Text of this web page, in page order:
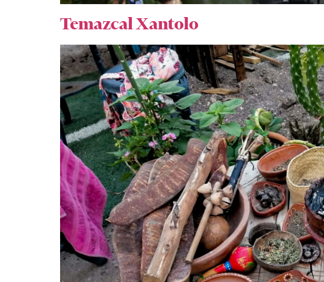
Temazcal Xantolo